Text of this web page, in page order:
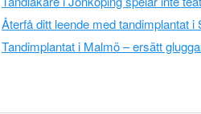
Återfå ditt leende med tandimplantat i
Tandimplantat i Malmö – ersätt